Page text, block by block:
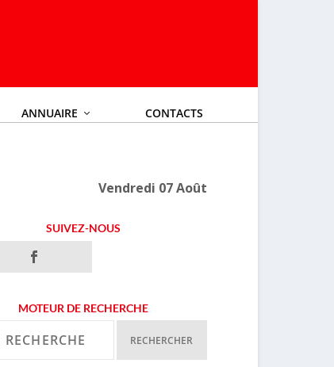
ANNUAIRE CONTACTS
Vendredi 07 Août
SUIVEZ-NOUS
MOTEUR DE RECHERCHE